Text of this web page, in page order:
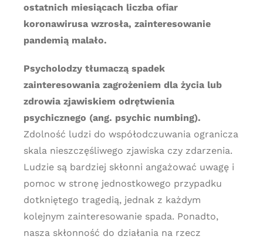
ostatnich miesiącach liczba ofiar
koronawirusa wzrosła, zainteresowanie
pandemią malało.
Psycholodzy tłumaczą spadek
zainteresowania zagrożeniem dla życia lub
zdrowia zjawiskiem odrętwienia
psychicznego (ang. psychic numbing).
Zdolność ludzi do współodczuwania ogranicza
skala nieszczęśliwego zjawiska czy zdarzenia.
Ludzie są bardziej skłonni angażować uwagę i
pomoc w stronę jednostkowego przypadku
dotkniętego tragedią, jednak z każdym
kolejnym zainteresowanie spada. Ponadto,
nasza skłonność do działania na rzecz